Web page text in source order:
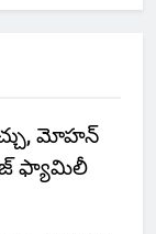
మోహన్
ఫ్యామిలీ